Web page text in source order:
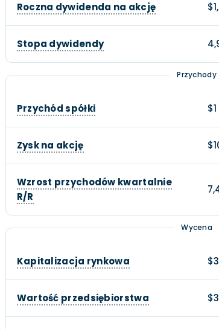
Roczna dywidenda na akcję
Stopa dywidendy
Przychody
Przychód spółki
Zysk na akcję
Wzrost przychodów kwartalnie
R/R
Wycena
Kapitalizacja rynkowa
Wartość przedsiębiorstwa